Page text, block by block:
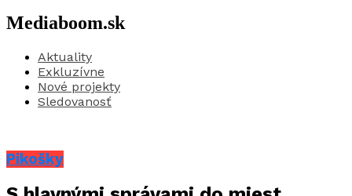
Mediaboom.sk
Aktuality
Exkluzívne
Nové projekty
Sledovanosť
Pikošky